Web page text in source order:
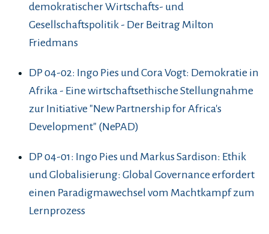
demokratischer Wirtschafts- und
Gesellschaftspolitik - Der Beitrag Milton
Friedmans
DP 04-02: Ingo Pies und Cora Vogt: Demokratie in
Afrika - Eine wirtschaftsethische Stellungnahme
zur Initiative "New Partnership for Africa's
Development" (NePAD)
DP 04-01: Ingo Pies und Markus Sardison: Ethik
und Globalisierung: Global Governance erfordert
einen Paradigmawechsel vom Machtkampf zum
Lernprozess